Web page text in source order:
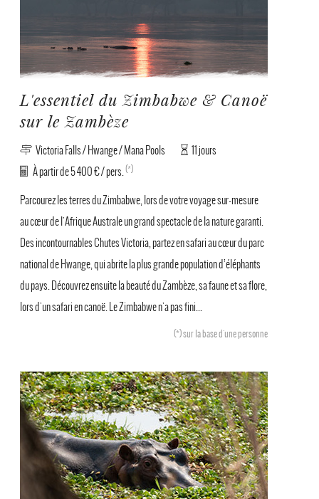
L'essentiel du Zimbabwe & Canoë
sur le Zambèze
Victoria Falls / Hwange / Mana Pools
11 jours
À partir de 5 400 € / pers.(*)
Parcourez les terres du Zimbabwe, lors de votre voyage sur-mesure
au cœur de l'Afrique Australe un grand spectacle de la nature garanti.
Des incontournables Chutes Victoria, partez en safari au cœur du parc
national de Hwange, qui abrite la plus grande population d’éléphants
du pays. Découvrez ensuite la beauté du Zambèze, sa faune et sa flore,
lors d'un safari en canoë. Le Zimbabwe n'a pas fini...
(*)sur la base d'une personne